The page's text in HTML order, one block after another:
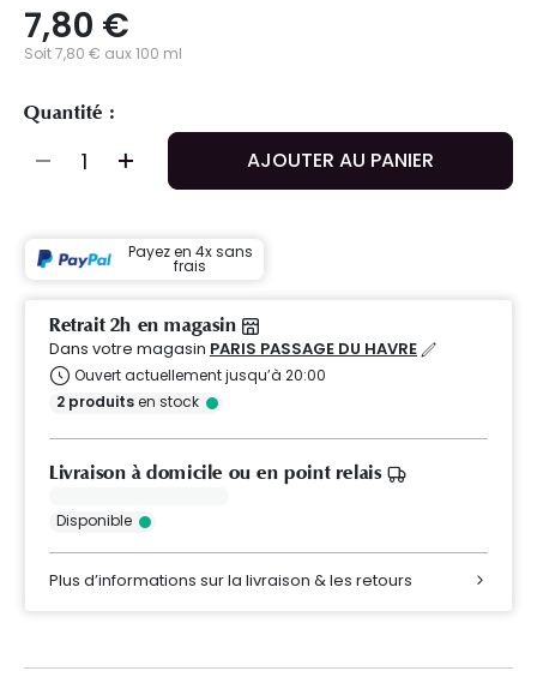
7,80 €
Soit 7,80 € aux 100 ml
Quantité :
AJOUTER AU PANIER
Payez en 4x sans
frais
Retrait 2h en magasin
Dans votre magasin PARIS PASSAGE DU HAVRE
Ouvert actuellement jusqu’à 20:00
2 produitsen stock
Livraison à domicile ou en point relais
Disponible
Plus d’informations sur la livraison & les retours